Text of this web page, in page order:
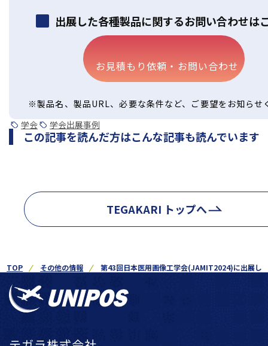
出展した各種製品に関するお問い合わせは
お見積もり依頼・お問い合わせ
※製品名、製品URL、必要な条件など、ご要望をお知らせ
学会
学会出展事例
この記事を読んだ方はこんな記事も読んでいます
TEGAKARI トップへ
TOP その他の情報 第43回日本医用画像工学会(JAMIT2024)に出展し